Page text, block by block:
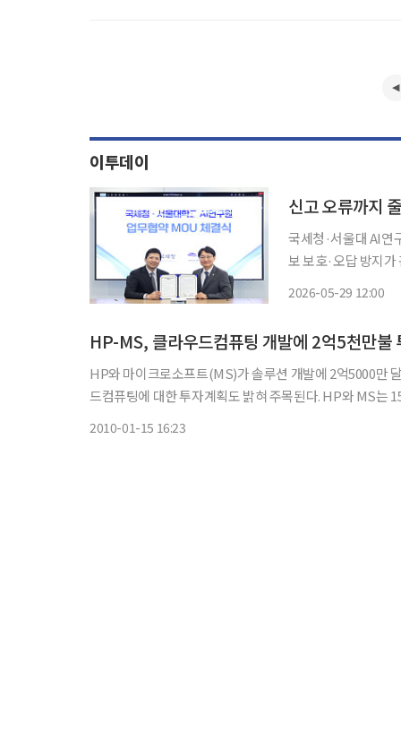
이투데이
신고 오류까지
국세청·서울대 AI연
보 보호·오답 방지가 관건 국세청의 인공지능(AI) 전환이 단순 상담 자동
2026-05-29 12:00
HP-MS, 클라우드컴퓨팅 개발에 2억5천만불
HP와 마이크로소프트(MS)가 솔루션 개발에 2억5000만
드컴퓨팅에 대한 투자계획도 밝혀 주목된다. HP와 MS는 15일 이 같은 투자계획을 밝혔다. 양사는 차세대 인프라·애플리케이션 모
2010-01-15 16:23